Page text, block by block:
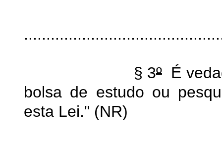
§ 3ºÉ
bolsa de estudo ou
esta Lei." (NR)